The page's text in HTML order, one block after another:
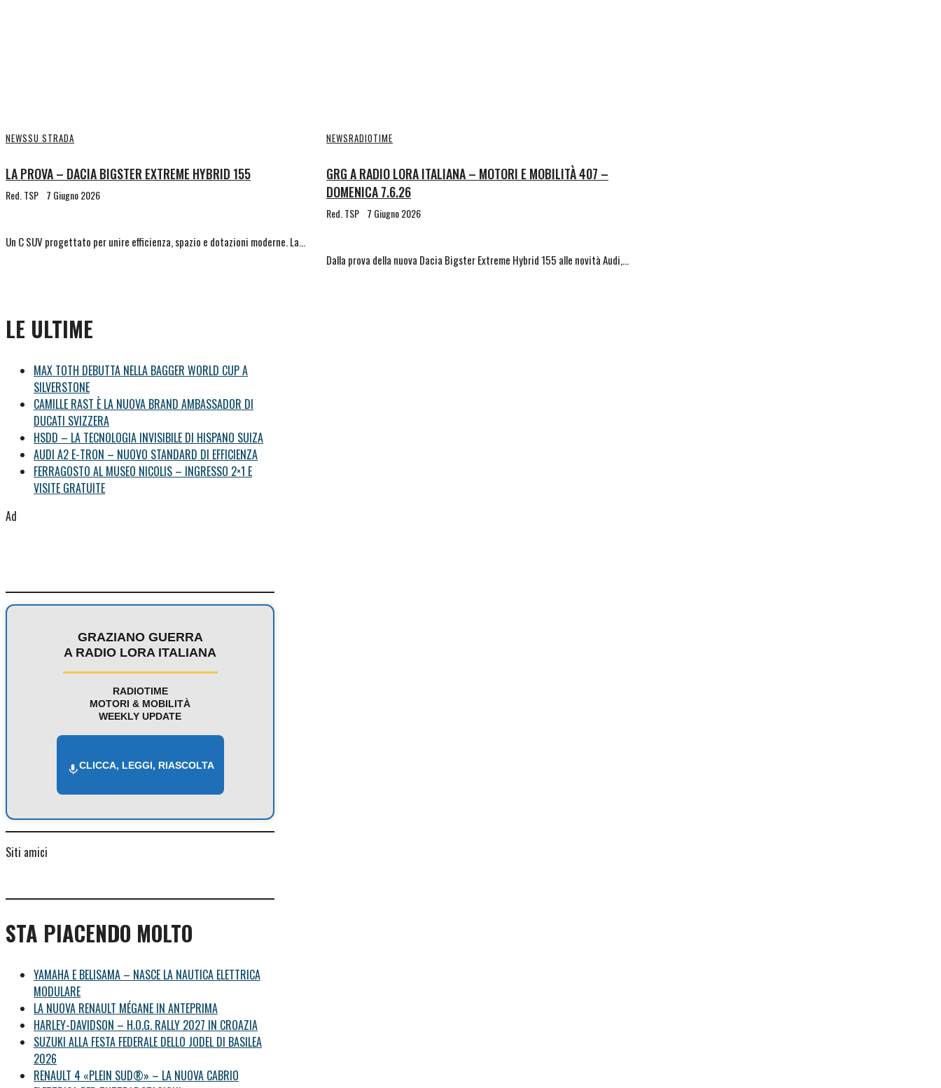
NEWSSU STRADA
LA PROVA – DACIA BIGSTER EXTREME HYBRID 155
Red. TSP 7 Giugno 2026
Un C SUV progettato per unire efficienza, spazio e dotazioni moderne. La…
NEWSRADIOTIME
GRG A RADIO LORA ITALIANA – MOTORI E MOBILITÀ 407 –
DOMENICA 7.6.26
Red. TSP 7 Giugno 2026
Dalla prova della nuova Dacia Bigster Extreme Hybrid 155 alle novità Audi,…
LE ULTIME
MAX TOTH DEBUTTA NELLA BAGGER WORLD CUP A
SILVERSTONE
CAMILLE RAST È LA NUOVA BRAND AMBASSADOR DI
DUCATI SVIZZERA
HSDD – LA TECNOLOGIA INVISIBILE DI HISPANO SUIZA
AUDI A2 E-TRON – NUOVO STANDARD DI EFFICIENZA
FERRAGOSTO AL MUSEO NICOLIS – INGRESSO 2×1 E
VISITE GRATUITE
Ad
GRAZIANO GUERRA
A RADIO LORA ITALIANA
RADIOTIME
MOTORI & MOBILITÀ
WEEKLY UPDATE
CLICCA, LEGGI, RIASCOLTA
Siti amici
STA PIACENDO MOLTO
YAMAHA E BELISAMA – NASCE LA NAUTICA ELETTRICA
MODULARE
LA NUOVA RENAULT MÉGANE IN ANTEPRIMA
HARLEY-DAVIDSON – H.O.G. RALLY 2027 IN CROAZIA
SUZUKI ALLA FESTA FEDERALE DELLO JODEL DI BASILEA
2026
RENAULT 4 «PLEIN SUD®» – LA NUOVA CABRIO